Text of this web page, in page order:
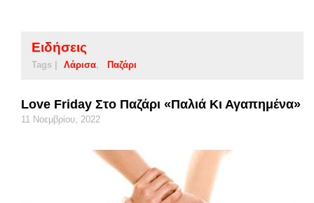
Ειδήσεις
Tags | Λάρισα Παζάρι
Love Friday Στο Παζάρι «Παλιά Κι Αγαπημένα»
11 Νοεμβρίου, 2022